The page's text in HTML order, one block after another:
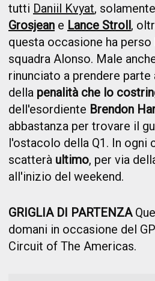
tutti Daniil Kvyat, solamente
Grosjean e Lance Stroll,
questa occasione ha
squadra Alonso. Male
rinunciato a prendere
della penalità che lo
dell'esordiente Brendon
abbastanza per trovare il
l'ostacolo della Q1. In ogni
scatterà ultimo, per via
all'inizio del weekend.
GRIGLIA DI PARTENZA
domani in occasione del
Circuit of The Americas.